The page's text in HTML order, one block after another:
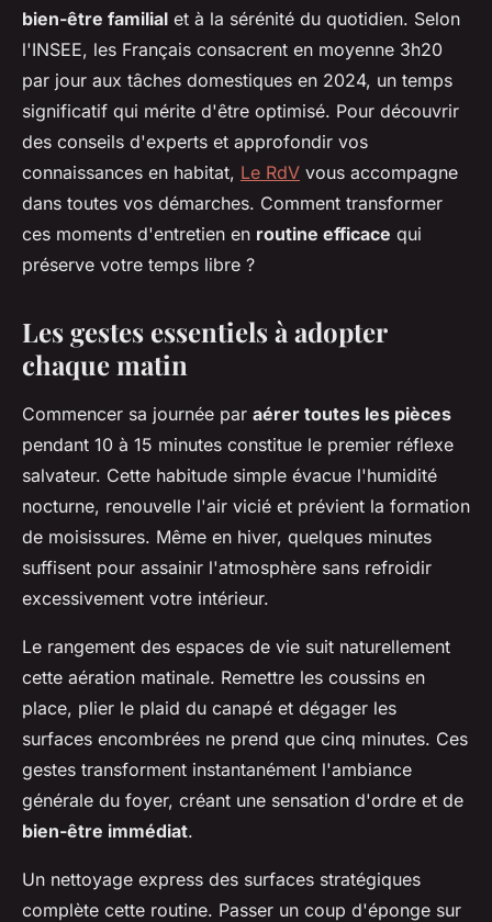
bien-être familial et à la sérénité du quotidien. Selon
l'INSEE, les Français consacrent en moyenne 3h20
par jour aux tâches domestiques en 2024, un temps
significatif qui mérite d'être optimisé. Pour découvrir
des conseils d'experts et approfondir vos
connaissances en habitat, Le RdV vous accompagne
dans toutes vos démarches. Comment transformer
ces moments d'entretien en routine efficace qui
préserve votre temps libre ?
Les gestes essentiels à adopter
chaque matin
Commencer sa journée par aérer toutes les pièces
pendant 10 à 15 minutes constitue le premier réflexe
salvateur. Cette habitude simple évacue l'humidité
nocturne, renouvelle l'air vicié et prévient la formation
de moisissures. Même en hiver, quelques minutes
suffisent pour assainir l'atmosphère sans refroidir
excessivement votre intérieur.
Le rangement des espaces de vie suit naturellement
cette aération matinale. Remettre les coussins en
place, plier le plaid du canapé et dégager les
surfaces encombrées ne prend que cinq minutes. Ces
gestes transforment instantanément l'ambiance
générale du foyer, créant une sensation d'ordre et de
bien-être immédiat.
Un nettoyage express des surfaces stratégiques
complète cette routine. Passer un coup d'éponge sur